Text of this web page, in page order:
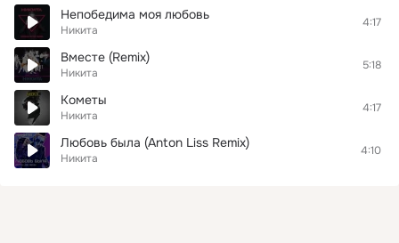
Непобедима моя любовь
Никита
4:17
Вместе (Remix)
Никита
5:18
Кометы
Никита
4:17
Любовь была (Anton Liss Remix)
Никита
4:10